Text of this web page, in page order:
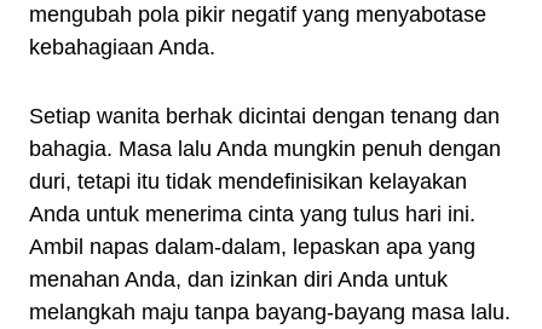
mengubah pola pikir negatif yang menyabotase
kebahagiaan Anda.
Setiap wanita berhak dicintai dengan tenang dan
bahagia. Masa lalu Anda mungkin penuh dengan
duri, tetapi itu tidak mendefinisikan kelayakan
Anda untuk menerima cinta yang tulus hari ini.
Ambil napas dalam-dalam, lepaskan apa yang
menahan Anda, dan izinkan diri Anda untuk
melangkah maju tanpa bayang-bayang masa lalu.